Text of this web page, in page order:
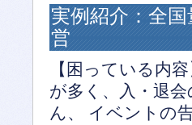
実例紹介：全
営
【困っている内
が多く、入・退
ん、 イベントの